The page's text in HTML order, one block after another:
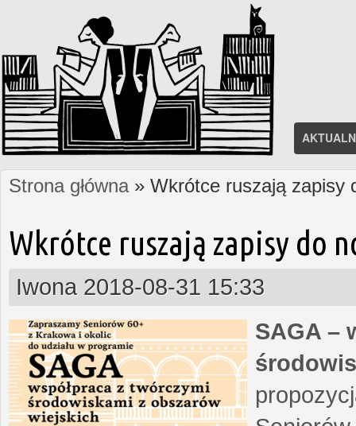
Jesteś tutaj
Strona główna» Wkrótce ruszają zapisy
Wkrótce ruszają zapisy do
Iwona 2018-08-31 15:33
SAGA –